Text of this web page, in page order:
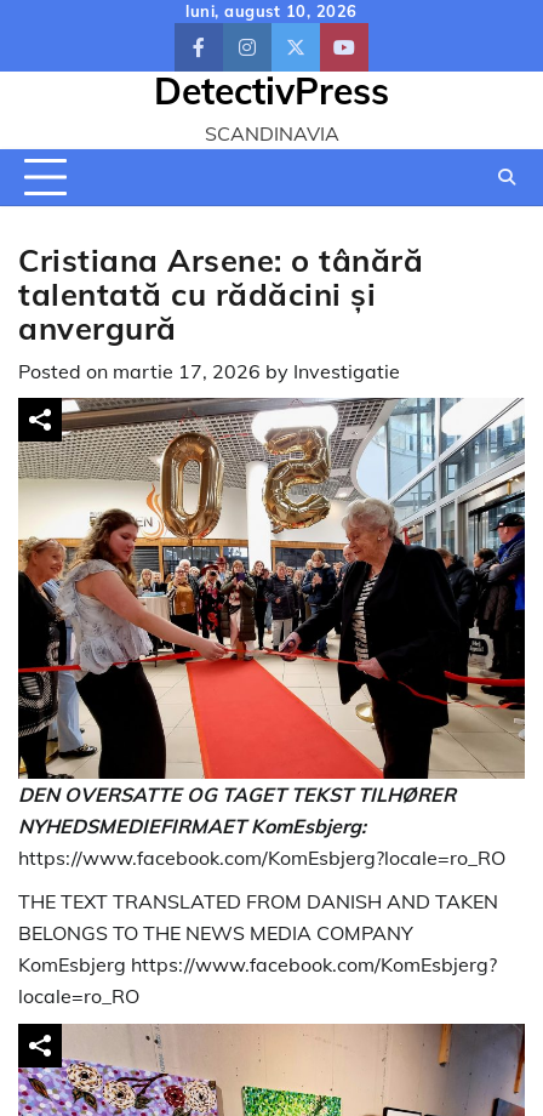
content
luni, august 10, 2026
facebook
DetectivPress
SCANDINAVIA
Cristiana Arsene: o tânără
talentată cu rădăcini și
anvergură
Posted on martie 17, 2026 by Investigatie
DEN OVERSATTE OG TAGET TEKST TILHØRER
NYHEDSMEDIEFIRMAET KomEsbjerg:
https://www.facebook.com/KomEsbjerg?locale=ro_RO
THE TEXT TRANSLATED FROM DANISH AND TAKEN
BELONGS TO THE NEWS MEDIA COMPANY
KomEsbjerg https://www.facebook.com/KomEsbjerg?
locale=ro_RO